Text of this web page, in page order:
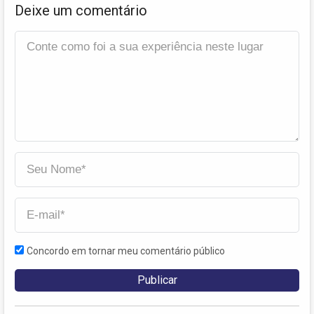
Deixe um comentário
Concordo em tornar meu comentário público